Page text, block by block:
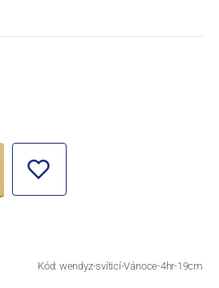
Kód: wendyz-svíticí-Vánoce-4hr-19cm